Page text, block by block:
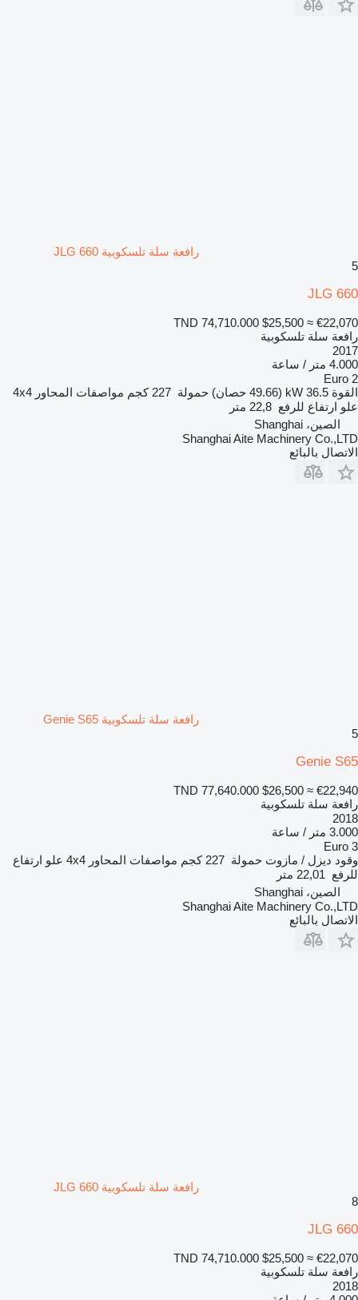
رافعة سلة تلسكوبية JLG 660
5
JLG 660
TND 74,710.000 $25,500 ≈ €22,070
رافعة سلة تلسكوبية
2017
4.000 متر / ساعة
Euro 2
القوة 36.5 kW (49.66 حصان) حمولة 227 كجم مواصفات المحاور 4x4
علو ارتفاع للرفع 22,8 متر
الصين، Shanghai
Shanghai Aite Machinery Co.,LTD
الاتصال بالبائع
رافعة سلة تلسكوبية Genie S65
5
Genie S65
TND 77,640.000 $26,500 ≈ €22,940
رافعة سلة تلسكوبية
2018
3.000 متر / ساعة
Euro 3
وقود ديزل / مازوت حمولة 227 كجم مواصفات المحاور 4x4 علو ارتفاع
للرفع 22,01 متر
الصين، Shanghai
Shanghai Aite Machinery Co.,LTD
الاتصال بالبائع
رافعة سلة تلسكوبية JLG 660
8
JLG 660
TND 74,710.000 $25,500 ≈ €22,070
رافعة سلة تلسكوبية
2018